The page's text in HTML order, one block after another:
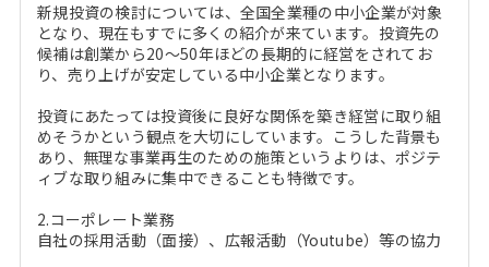
新規投資の検討については、全国全業種の中小企業が対象
となり、現在もすでに多くの紹介が来ています。投資先の
候補は創業から20～50年ほどの長期的に経営をされてお
り、売り上げが安定している中小企業となります。
投資にあたっては投資後に良好な関係を築き経営に取り組
めそうかという観点を大切にしています。こうした背景も
あり、無理な事業再生のための施策というよりは、ポジテ
ィブな取り組みに集中できることも特徴です。
2.コーポレート業務
自社の採用活動（面接）、広報活動（Youtube）等の協力